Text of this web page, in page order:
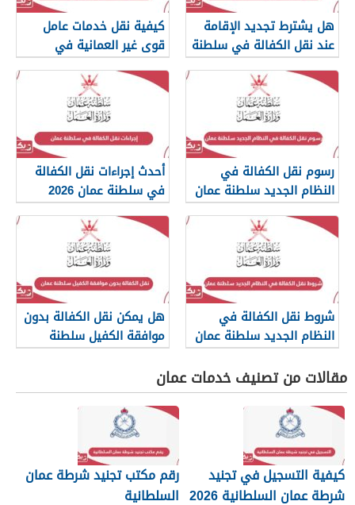
هل يشترط تجديد الإقامة
عند نقل الكفالة في سلطنة
عمان؟
كيفية نقل خدمات عامل
قوى غير العمانية في
سلطنة عمان
رسوم نقل الكفالة في
النظام الجديد سلطنة عمان
2026
أحدث إجراءات نقل الكفالة
في سلطنة عمان 2026
شروط نقل الكفالة في
النظام الجديد سلطنة عمان
2026
هل يمكن نقل الكفالة بدون
موافقة الكفيل سلطنة
عمان؟
مقالات من تصنيف خدمات عمان
كيفية التسجيل في تجنيد
شرطة عمان السلطانية 2026
رقم مكتب تجنيد شرطة عمان
السلطانية